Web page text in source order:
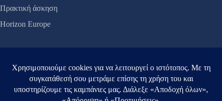
Πρακτική άσκηση
Horizon Europe
Projects